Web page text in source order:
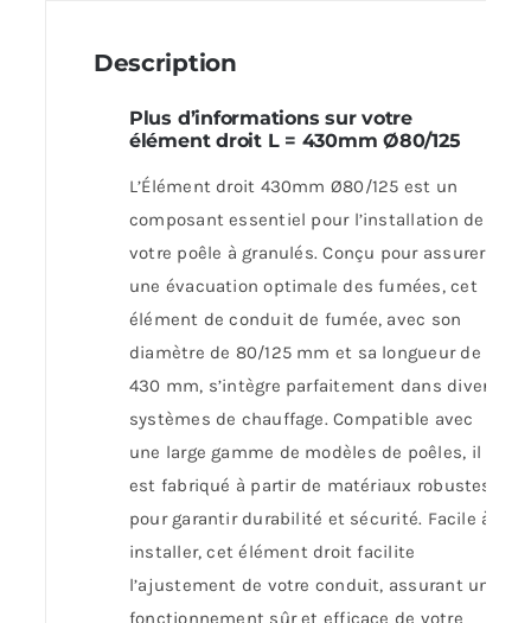
Description
Plus d’informations sur votre
élément droit L = 430mm Ø80/125
L’Élément droit 430mm Ø80/125 est un
composant essentiel pour l’installation de
votre poêle à granulés. Conçu pour assurer
une évacuation optimale des fumées, cet
élément de conduit de fumée, avec son
diamètre de 80/125 mm et sa longueur de
430 mm, s’intègre parfaitement dans divers
systèmes de chauffage. Compatible avec
une large gamme de modèles de poêles, il
est fabriqué à partir de matériaux robustes
pour garantir durabilité et sécurité. Facile à
installer, cet élément droit facilite
l’ajustement de votre conduit, assurant un
fonctionnement sûr et efficace de votre